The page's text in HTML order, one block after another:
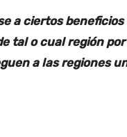
a ciertos
tal o cual región
a las regiones